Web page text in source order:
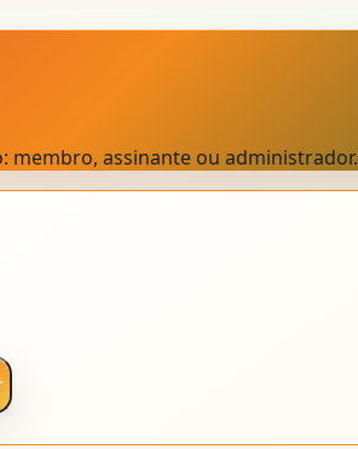
membro, assinante ou administrador.